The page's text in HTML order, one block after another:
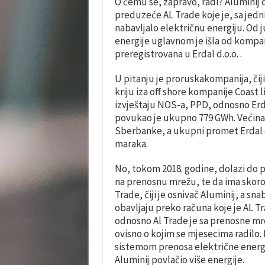
preduzeće AL Trade koje je, sa
nabavljalo električnu energiju. Od
energije uglavnom je išla od
preregistrovana u Erdal d.o.o. .
U pitanju je proruskakompanija,
kriju iza off shore kompanije
izvještaju NOS-a, PPD, odnosno
povukao je ukupno 779 GWh.
Sberbanke, a ukupni promet Erdal
maraka.
No, tokom 2018. godine, dolazi do
na prenosnu mrežu, te da ima
Trade, čiji je osnivač Aluminij, a
obavljaju preko računa koje je AL
odnosno Al Trade je sa prenosne
ovisno o kojim se mjesecima
sistemom prenosa električne
Aluminij povlačio više energije.